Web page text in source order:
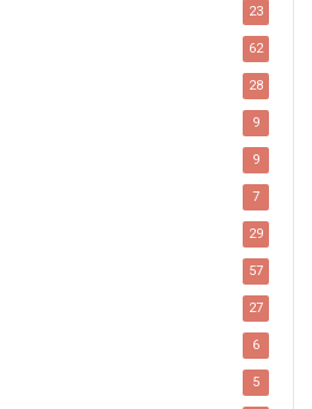
23
62
28
9
9
7
29
57
27
6
5